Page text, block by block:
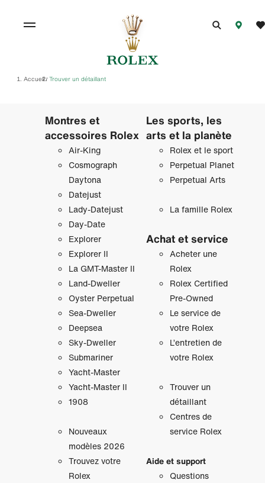
Accueil/ Trouver un détaillant
Montres et
accessoires Rolex
Air‑King
Cosmograph
Daytona
Datejust
Lady‑Datejust
Day‑Date
Explorer
Explorer II
La GMT‑Master II
Land-Dweller
Oyster Perpetual
Sea-Dweller
Deepsea
Sky‑Dweller
Submariner
Yacht‑Master
Yacht‑Master II
1908
Nouveaux
modèles 2026
Trouvez votre
Rolex
Les sports, les
arts et la planète
Rolex et le sport
Perpetual Planet
Perpetual Arts
La famille Rolex
Achat et service
Acheter une
Rolex
Rolex Certified
Pre-Owned
Le service de
votre Rolex
L’entretien de
votre Rolex
Trouver un
détaillant
Centres de
service Rolex
Aide et support
Questions